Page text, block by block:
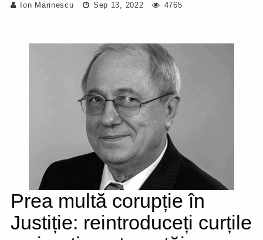
Ion Marinescu Sep 13, 2022 4765
Prea multă corupție în
Justiție: reintroduceți curțile